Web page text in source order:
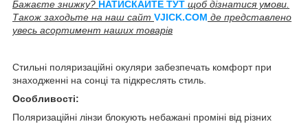
Бажаєте знижку? НАТИСКАЙТЕ ТУТ щоб дізнатися умови.
Також заходьте на наш сайт VJICK.COM де представлено
увесь асортимент наших товарів
Стильні поляризаційні окуляри забезпечать комфорт при
знаходженні на сонці та підкреслять стиль.
Особливості:
Поляризаційні лінзи блокують небажані проміні від різних